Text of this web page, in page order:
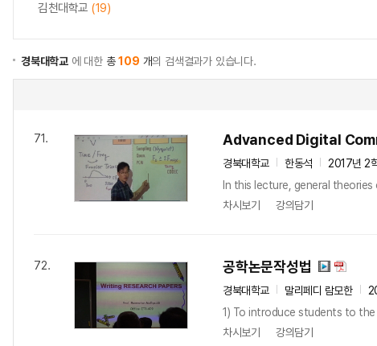
김천대학교 (19)
경북대학교 에 대한 총109 개의 검색결과가 있습니다.
71. Advanced Digital
경북대학교 한동석
2017년 2
In this lecture, general
차시보기
강의담기
72. 공학논문작성법
경북대학교 말리페디 람모한
1) To introduce students to
차시보기
강의담기